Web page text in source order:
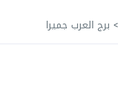
برج العرب جميرا